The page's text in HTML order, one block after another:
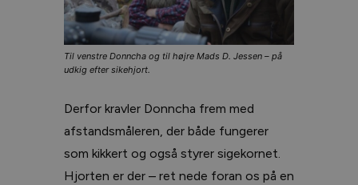
Til venstre Donncha og til højre Mads D. Jessen – på
udkig efter sikehjort.
Derfor kravler Donncha frem med
afstandsmåleren, der både fungerer
som kikkert og også styrer sigekornet.
Hjorten er der – ret nede foran os på en